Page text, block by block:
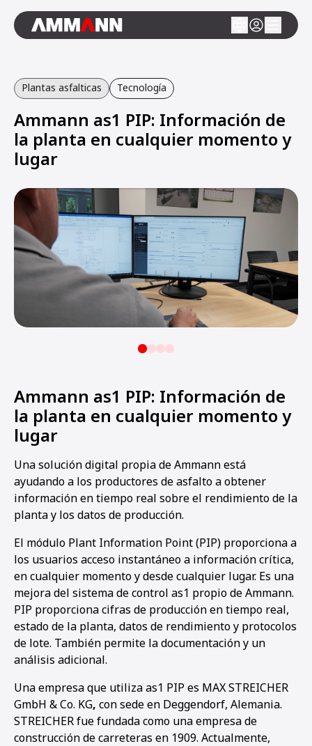
Plantas asfalticas Tecnología
Ammann as1 PIP: Información de
la planta en cualquier momento y
lugar
Ammann as1 PIP: Información de
la planta en cualquier momento y
lugar
Una solución digital propia de Ammann está
ayudando a los productores de asfalto a obtener
información en tiempo real sobre el rendimiento de la
planta y los datos de producción.
El módulo Plant Information Point (PIP) proporciona a
los usuarios acceso instantáneo a información crítica,
en cualquier momento y desde cualquier lugar. Es una
mejora del sistema de control as1 propio de Ammann.
PIP proporciona cifras de producción en tiempo real,
estado de la planta, datos de rendimiento y protocolos
de lote. También permite la documentación y un
análisis adicional.
Una empresa que utiliza as1 PIP es MAX STREICHER
GmbH & Co. KG, con sede en Deggendorf, Alemania.
STREICHER fue fundada como una empresa de
construcción de carreteras en 1909. Actualmente,